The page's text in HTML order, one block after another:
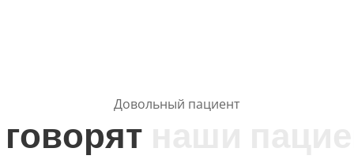
Довольный пациент
говорят